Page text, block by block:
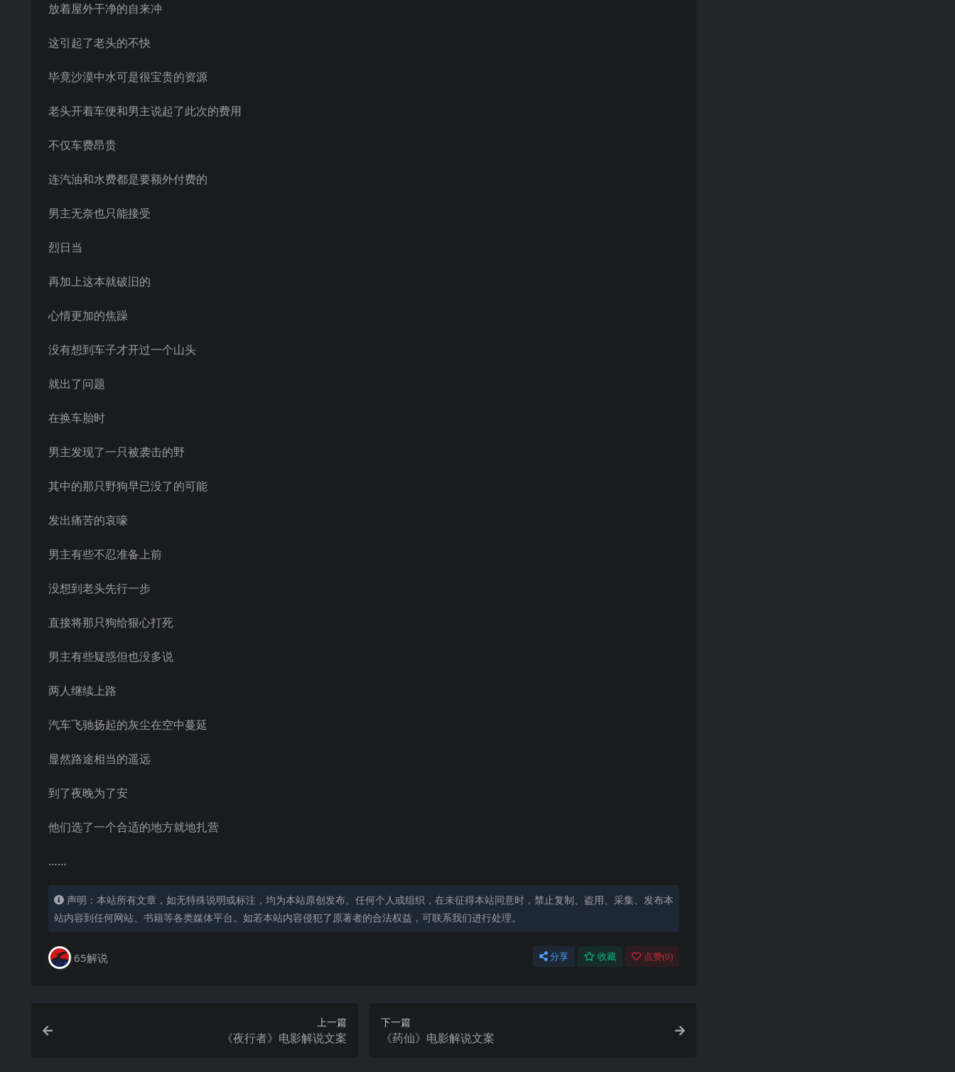
放着屋外干净的自来冲
这引起了老头的不快
毕竟沙漠中水可是很宝贵的资源
老头开着车便和男主说起了此次的费用
不仅车费昂贵
连汽油和水费都是要额外付费的
男主无奈也只能接受
烈日当
再加上这本就破旧的
心情更加的焦躁
没有想到车子才开过一个山头
就出了问题
在换车胎时
男主发现了一只被袭击的野
其中的那只野狗早已没了的可能
发出痛苦的哀嚎
男主有些不忍准备上前
没想到老头先行一步
直接将那只狗给狠心打死
男主有些疑惑但也没多说
两人继续上路
汽车飞驰扬起的灰尘在空中蔓延
显然路途相当的遥远
到了夜晚为了安
他们选了一个合适的地方就地扎营
……
声明：本站所有文章，如无特殊说明或标注，均为本站原创发布。任何个人或组织，在未征得本站同意时，禁止复制、盗用、采集、发布本
站内容到任何网站、书籍等各类媒体平台。如若本站内容侵犯了原著者的合法权益，可联系我们进行处理。
65解说 分享 收藏 点赞(0)
上一篇
《夜行者》电影解说文案
下一篇
《药仙》电影解说文案